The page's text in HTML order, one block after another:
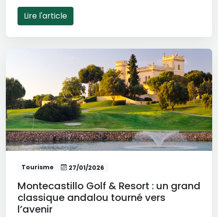
Lire l'article
Tourisme 27/01/2026
Montecastillo Golf & Resort : un grand
classique andalou tourné vers
l’avenir